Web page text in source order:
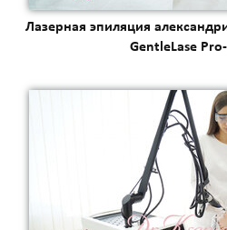
Лазерная эпиляция
GentleLase